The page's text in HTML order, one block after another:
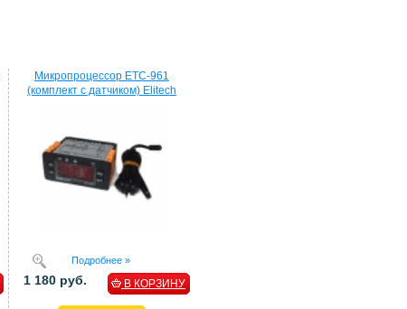
Микропроцессор ETC-961
(комплект c датчиком) Elitech
Подробнее »
1 180 руб. В КОРЗИНУ